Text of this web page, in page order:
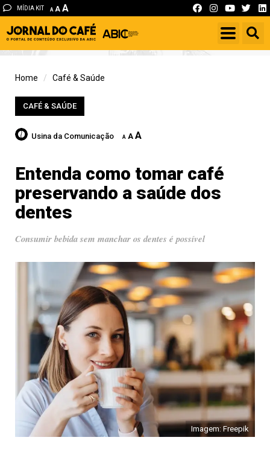
MÍDIA KIT A A A
Home Café & Saúde
CAFÉ & SAÚDE
Usina da Comunicação A A A
Entenda como tomar café
preservando a saúde dos
dentes
Consumir bebida sem manchar os dentes é possível
Imagem: Freepik